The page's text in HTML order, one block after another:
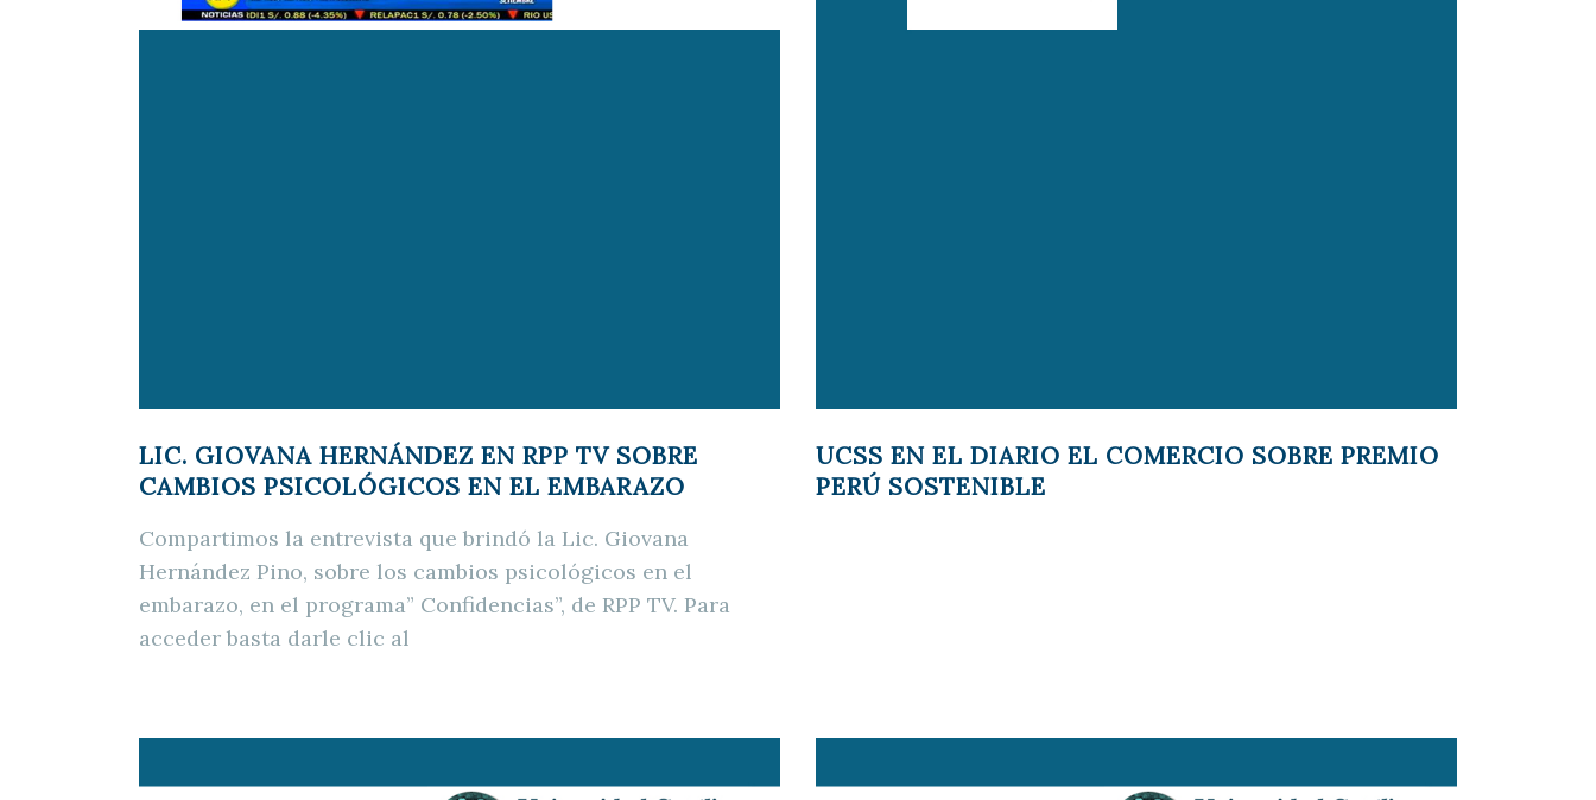
LIC. GIOVANA HERNÁNDEZ EN RPP TV SOBRE
CAMBIOS PSICOLÓGICOS EN EL EMBARAZO
Compartimos la entrevista que brindó la Lic. Giovana
Hernández Pino, sobre los cambios psicológicos en el
embarazo, en el programa” Confidencias”, de RPP TV. Para
acceder basta darle clic al
UCSS EN EL DIARIO EL COMERCIO SOBRE PREMIO
PERÚ SOSTENIBLE